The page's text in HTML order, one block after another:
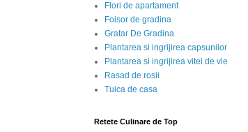
Flori de apartament
Foisor de gradina
Gratar De Gradina
Plantarea si ingrijirea capsunilor
Plantarea si ingrijirea vitei de vie
Rasad de rosii
Tuica de casa
Retete Culinare de Top